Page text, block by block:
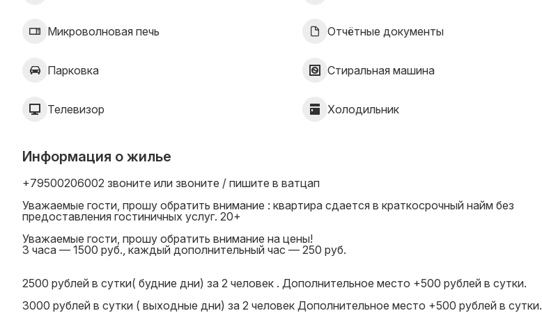
Микроволновая печь Отчётные документы
Парковка Стиральная машина
Телевизор Холодильник
Информация о жилье
+79500206002 звоните или звоните / пишите в ватцап
Уважаемые гости, прошу обратить внимание : квартира сдается в краткосрочный найм без
предоставления гостиничных услуг. 20+
Уважаемые гости, прошу обратить внимание на цены!
3 часа — 1500 руб., каждый дополнительный час — 250 руб.
2500 рублей в сутки( будние дни) за 2 человек . Дополнительное место +500 рублей в сутки.
3000 рублей в сутки ( выходные дни) за 2 человек Дополнительное место +500 рублей в сутки.